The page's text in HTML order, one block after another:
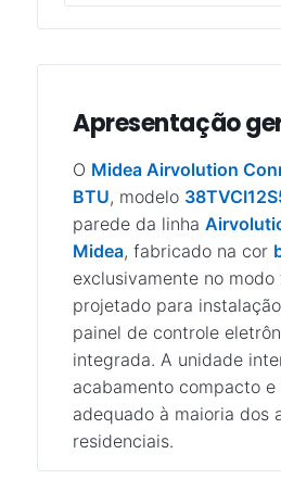
Apresentação
O Midea Airvolution
BTU, modelo
parede da linha
Midea, fabricado na cor
exclusivamente no
projetado para
painel de controle
integrada. A unidade
acabamento compacto e
adequado à maioria dos
residenciais.